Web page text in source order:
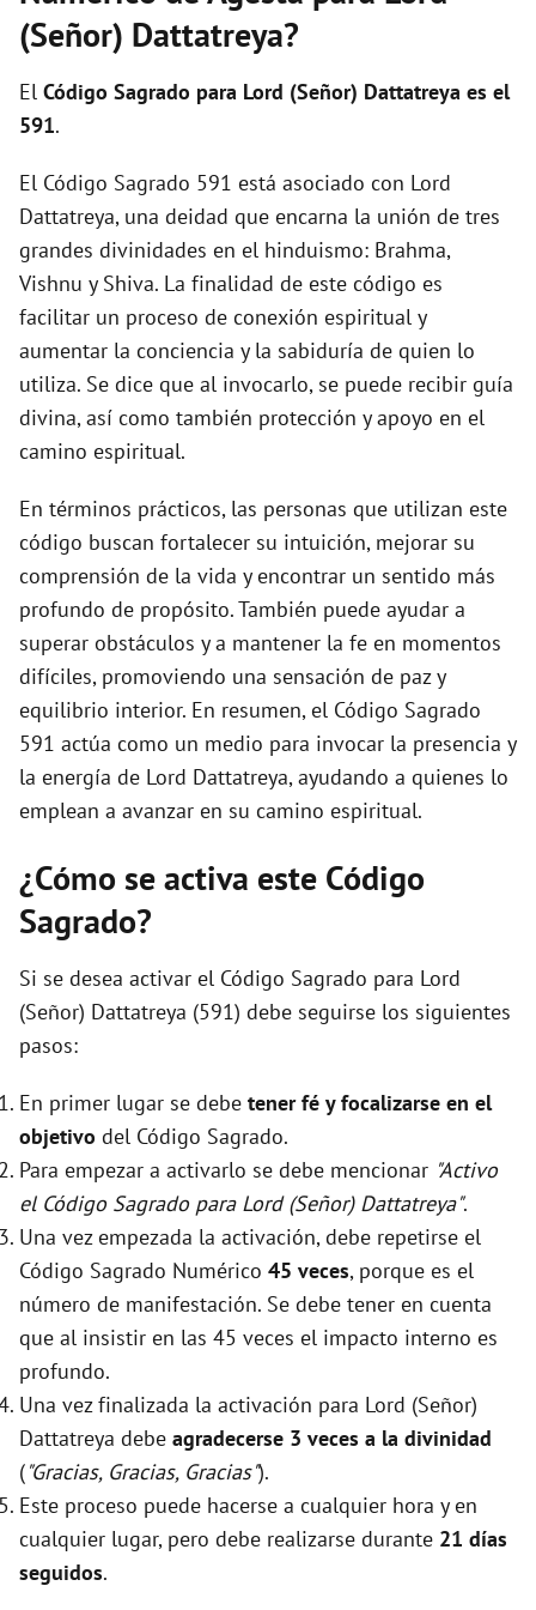
i
d
o
(Señor) Dattatreya?
El Código Sagrado para Lord (Señor) Dattatreya es el
591.
El Código Sagrado 591 está asociado con Lord
Dattatreya, una deidad que encarna la unión de tres
grandes divinidades en el hinduismo: Brahma,
Vishnu y Shiva. La finalidad de este código es
facilitar un proceso de conexión espiritual y
aumentar la conciencia y la sabiduría de quien lo
utiliza. Se dice que al invocarlo, se puede recibir guía
divina, así como también protección y apoyo en el
camino espiritual.
En términos prácticos, las personas que utilizan este
código buscan fortalecer su intuición, mejorar su
comprensión de la vida y encontrar un sentido más
profundo de propósito. También puede ayudar a
superar obstáculos y a mantener la fe en momentos
difíciles, promoviendo una sensación de paz y
equilibrio interior. En resumen, el Código Sagrado
591 actúa como un medio para invocar la presencia y
la energía de Lord Dattatreya, ayudando a quienes lo
emplean a avanzar en su camino espiritual.
¿Cómo se activa este Código
Sagrado?
Si se desea activar el Código Sagrado para Lord
(Señor) Dattatreya (591) debe seguirse los siguientes
pasos:
En primer lugar se debe tener fé y focalizarse en el
objetivo del Código Sagrado.
Para empezar a activarlo se debe mencionar "Activo
el Código Sagrado para Lord (Señor) Dattatreya".
Una vez empezada la activación, debe repetirse el
Código Sagrado Numérico 45 veces, porque es el
número de manifestación. Se debe tener en cuenta
que al insistir en las 45 veces el impacto interno es
profundo.
Una vez finalizada la activación para Lord (Señor)
Dattatreya debe agradecerse 3 veces a la divinidad
("Gracias, Gracias, Gracias").
Este proceso puede hacerse a cualquier hora y en
cualquier lugar, pero debe realizarse durante 21 días
seguidos.